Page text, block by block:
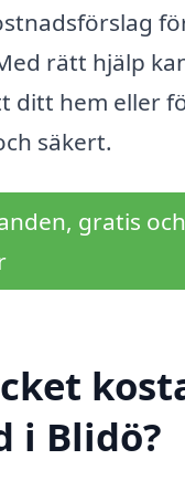
rätt hjälp
ditt hem eller
säkert.
gratis
i Blidö?